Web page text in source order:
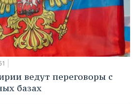
ведут переговоры с
базах